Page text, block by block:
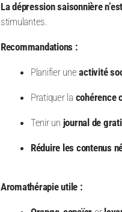
La dépression saisonnière
stimulantes.
Recommandations :
Planifier uneactivité
Pratiquer la cohérence
Tenir un journal de
Réduire les contenus
Aromathérapie utile :